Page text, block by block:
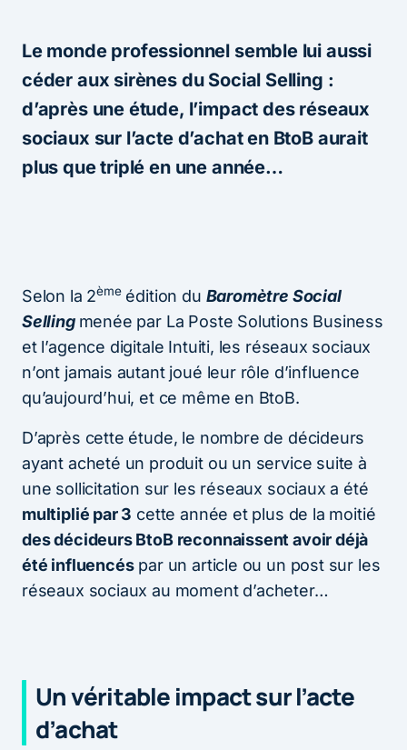
Le monde professionnel semble lui aussi
céder aux sirènes du Social Selling :
d’après une étude, l’impact des réseaux
sociaux sur l’acte d’achat en BtoB aurait
plus que triplé en une année…
Selon la 2èmeédition du Baromètre Social
Selling menée par La Poste Solutions Business
et l’agence digitale Intuiti, les réseaux sociaux
n’ont jamais autant joué leur rôle d’influence
qu’aujourd’hui, et ce même en BtoB.
D’après cette étude, le nombre de décideurs
ayant acheté un produit ou un service suite à
une sollicitation sur les réseaux sociaux a été
multiplié par 3 cette année et plus de la moitié
des décideurs BtoB reconnaissent avoir déjà
été influencéspar un article ou un post sur les
réseaux sociaux au moment d’acheter…
Un véritable impact sur l’acte
d’achat